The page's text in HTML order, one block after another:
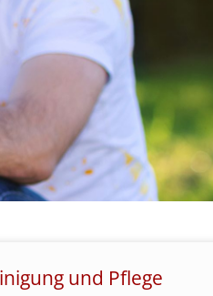
und Pflege